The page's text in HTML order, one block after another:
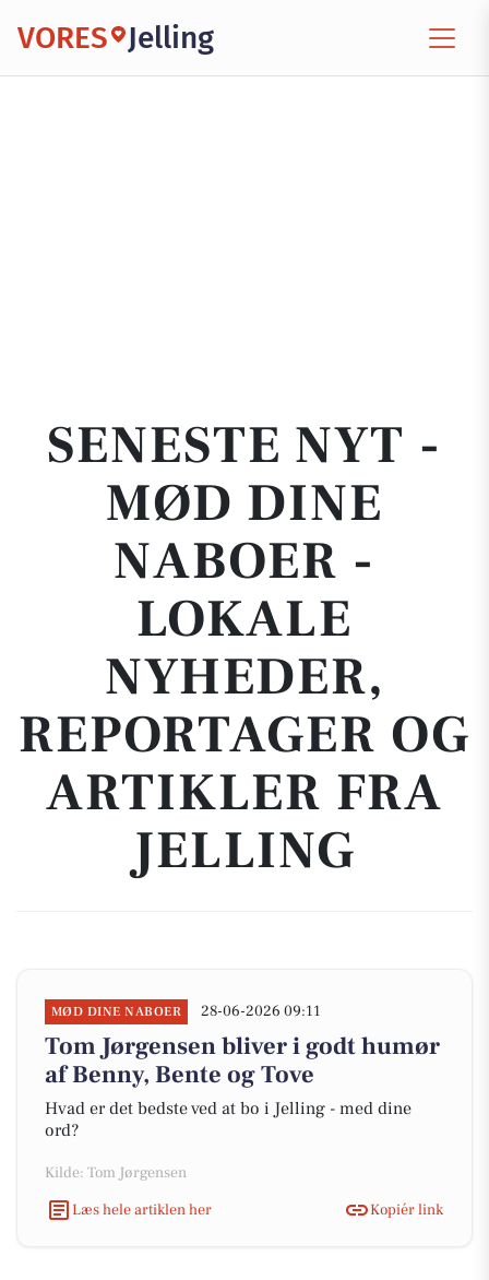
VORES Jelling
SENESTE NYT -
MØD DINE
NABOER -
LOKALE
NYHEDER,
REPORTAGER OG
ARTIKLER FRA
JELLING
MØD DINE NABOER 28-06-2026 09:11
Tom Jørgensen bliver i godt humør
af Benny, Bente og Tove
Hvad er det bedste ved at bo i Jelling - med dine
ord?
Kilde: Tom Jørgensen
Læs hele artiklen her
Kopiér link